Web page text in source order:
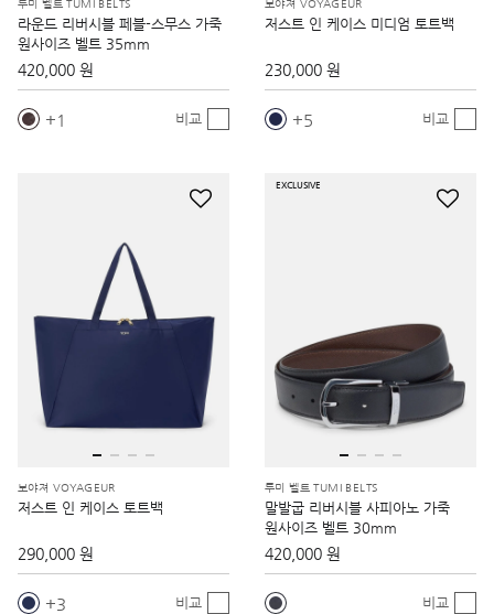
투미 벨트 TUMI BELTS
라운드 리버시블 페블-스무스 가죽
원사이즈 벨트 35mm
420,000 원
1 비교
보야져 VOYAGEUR
저스트 인 케이스 미디엄 토트백
230,000 원
5 비교
보야져 VOYAGEUR
저스트 인 케이스 토트백
290,000 원
3 비교
EXCLUSIVE
투미 벨트 TUMI BELTS
말발굽 리버시블 사피아노 가죽
원사이즈 벨트 30mm
420,000 원
비교